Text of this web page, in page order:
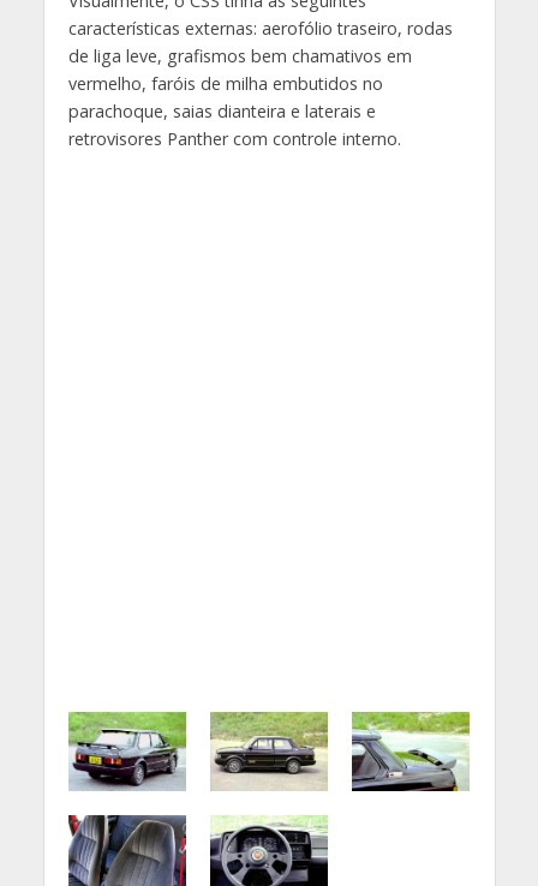
características externas: aerofólio traseiro, rodas
de liga leve, grafismos bem chamativos em
vermelho, faróis de milha embutidos no
parachoque, saias dianteira e laterais e
retrovisores Panther com controle interno.